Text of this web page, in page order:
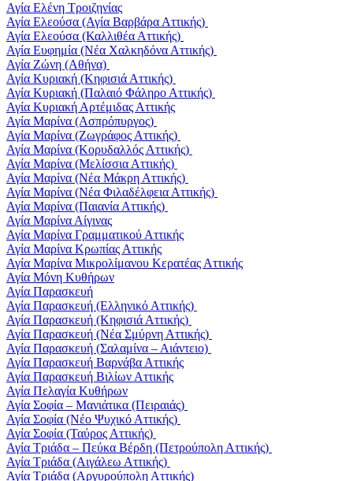
Αγία Ελένη Τροιζηνίας
Αγία Ελεούσα (Αγία Βαρβάρα Αττικής)
Αγία Ελεούσα (Καλλιθέα Αττικής)
Αγία Ευφημία (Νέα Χαλκηδόνα Αττικής)
Αγία Ζώνη (Αθήνα)
Αγία Κυριακή (Κηφισιά Αττικής)
Αγία Κυριακή (Παλαιό Φάληρο Αττικής)
Αγία Κυριακή Αρτέμιδας Αττικής
Αγία Μαρίνα (Ασπρόπυργος)
Αγία Μαρίνα (Ζωγράφος Αττικής)
Αγία Μαρίνα (Κορυδαλλός Αττικής)
Αγία Μαρίνα (Μελίσσια Αττικής)
Αγία Μαρίνα (Νέα Μάκρη Αττικής)
Αγία Μαρίνα (Νέα Φιλαδέλφεια Αττικής)
Αγία Μαρίνα (Παιανία Αττικής)
Αγία Μαρίνα Αίγινας
Αγία Μαρίνα Γραμματικού Αττικής
Αγία Μαρίνα Κρωπίας Αττικής
Αγία Μαρίνα Μικρολίμανου Κερατέας Αττικής
Αγία Μόνη Κυθήρων
Αγία Παρασκευή
Αγία Παρασκευή (Ελληνικό Αττικής)
Αγία Παρασκευή (Κηφισιά Αττικής)
Αγία Παρασκευή (Νέα Σμύρνη Αττικής)
Αγία Παρασκευή (Σαλαμίνα – Αιάντειο)
Αγία Παρασκευή Βαρνάβα Αττικής
Αγία Παρασκευή Βιλίων Αττικής
Αγία Πελαγία Κυθήρων
Αγία Σοφία – Μανιάτικα (Πειραιάς)
Αγία Σοφία (Νέο Ψυχικό Αττικής)
Αγία Σοφία (Ταύρος Αττικής)
Αγία Τριάδα – Πεύκα Βέρδη (Πετρούπολη Αττικής)
Αγία Τριάδα (Αιγάλεω Αττικής)
Αγία Τριάδα (Αργυρούπολη Αττικής)